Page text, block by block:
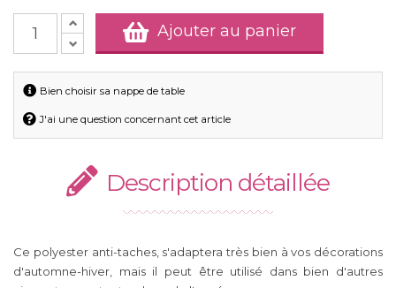
Ajouter au panier
Bien choisir sa nappe de table
J'ai une question concernant cet article
Description détaillée
Ce polyester anti-taches, s'adaptera très bien à vos décorations
d'automne-hiver, mais il peut être utilisé dans bien d'autres